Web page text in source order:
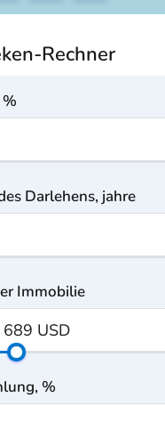
Rechner
Darlehens, jahre
Immobilie
%